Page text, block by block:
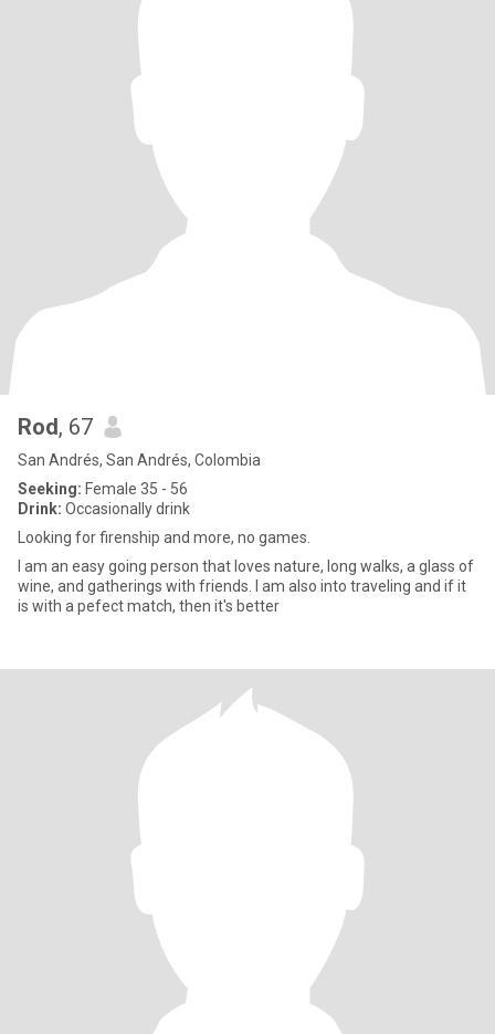
Rod, 67
San Andrés, San Andrés, Colombia
Seeking: Female 35 - 56
Drink: Occasionally drink
Looking for firenship and more, no games.
I am an easy going person that loves nature, long walks, a glass of
wine, and gatherings with friends. I am also into traveling and if it
is with a pefect match, then it's better